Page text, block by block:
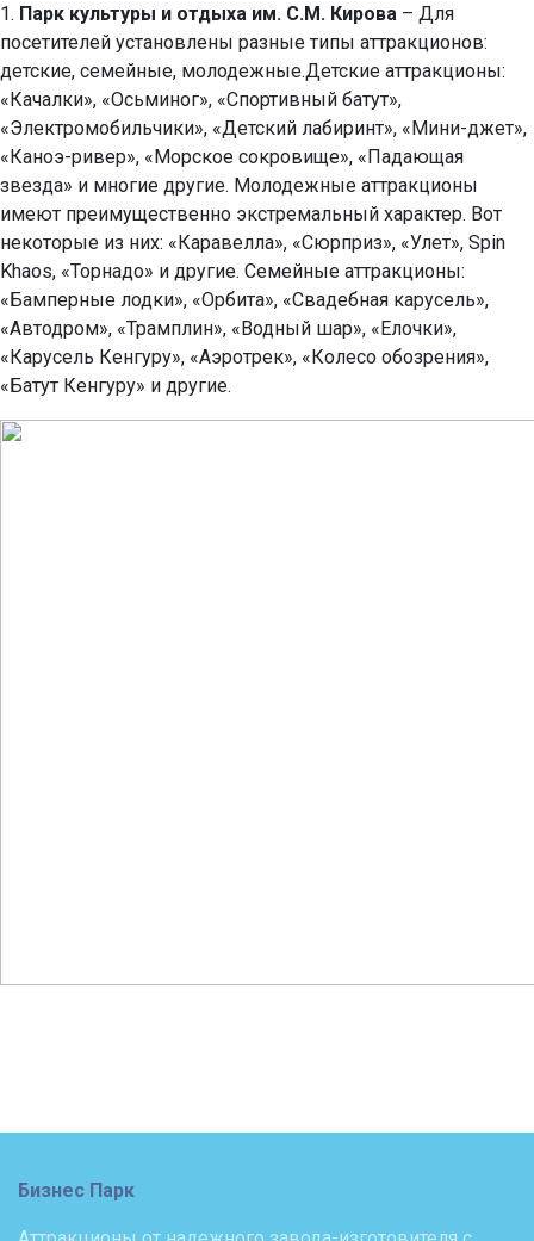
1. Парк культуры и отдыха им. С.М. Кирова – Для
посетителей установлены разные типы аттракционов:
детские, семейные, молодежные.Детские аттракционы:
«Качалки», «Осьминог», «Спортивный батут»,
«Электромобильчики», «Детский лабиринт», «Мини-джет»,
«Каноэ-ривер», «Морское сокровище», «Падающая
звезда» и многие другие. Молодежные аттракционы
имеют преимущественно экстремальный характер. Вот
некоторые из них: «Каравелла», «Сюрприз», «Улет», Spin
Khaos, «Торнадо» и другие. Семейные аттракционы:
«Бамперные лодки», «Орбита», «Свадебная карусель»,
«Автодром», «Трамплин», «Водный шар», «Елочки»,
«Карусель Кенгуру», «Аэротрек», «Колесо обозрения»,
«Батут Кенгуру» и другие.
Бизнес Парк